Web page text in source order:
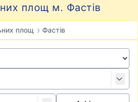
площ м. Фастів
площ › Фастів